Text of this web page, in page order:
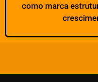
como marca